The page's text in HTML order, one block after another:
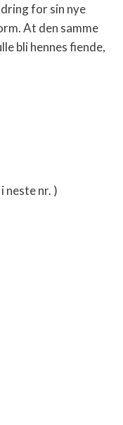
for sin nye
At den samme
bli hennes fiende,
neste nr. )